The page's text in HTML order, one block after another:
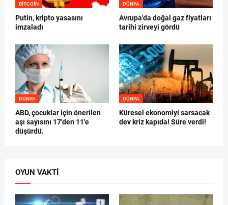
BITCOIN
Putin, kripto yasasını
imzaladı
DÜNYA
Avrupa'da doğal gaz fiyatları
tarihi zirveyi gördü
DÜNYA
ABD, çocuklar için önerilen
aşı sayısını 17'den 11'e
düşürdü.
DÜNYA
Küresel ekonomiyi sarsacak
dev kriz kapıda! Süre verdi!
OYUN VAKTI